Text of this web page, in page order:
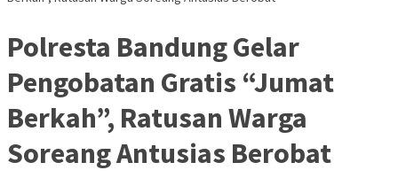
Polresta Bandung Gelar
Pengobatan Gratis “Jumat
Berkah”, Ratusan Warga
Soreang Antusias Berobat